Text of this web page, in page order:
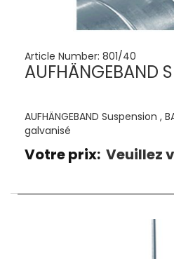
Article Number: 801/40
AUFHÄNGEBAND
AUFHÄNGEBAND Suspension
galvanisé
Votre prix: Veuillez